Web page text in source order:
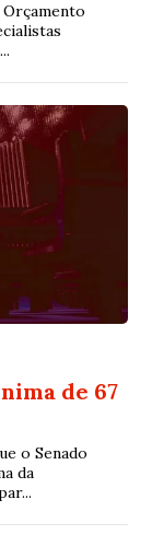
Orçamento
de 67
o Senado
da